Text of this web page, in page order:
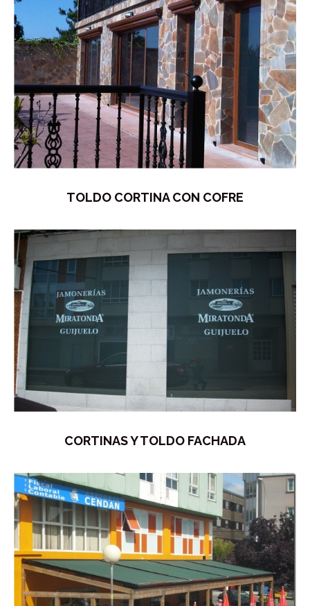
TOLDO CORTINA CON COFRE
CORTINAS Y TOLDO FACHADA